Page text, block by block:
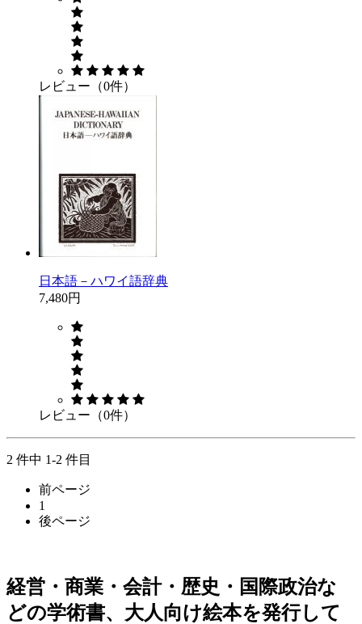
レビュー（0件）
日本語－ハワイ語辞典
7,480円
レビュー（0件）
2 件中 1-2 件目
前ページ
1
後ページ
経営・商業・会計・歴史・国際政治な
どの学術書、大人向け絵本を発行して